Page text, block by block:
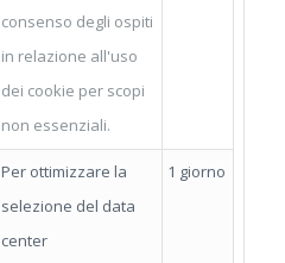
consenso degli ospiti
in relazione all'uso
dei cookie per scopi
non essenziali.
Per ottimizzare la
selezione del data
center
1 giorno